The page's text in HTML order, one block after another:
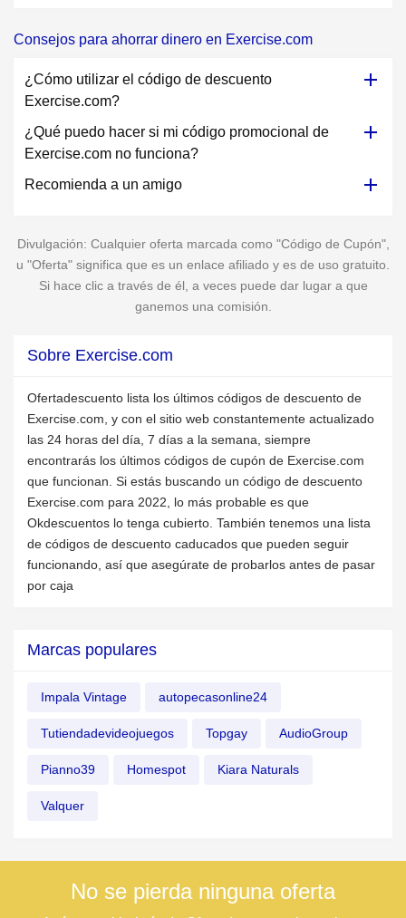
Consejos para ahorrar dinero en Exercise.com
¿Cómo utilizar el código de descuento
Exercise.com?
¿Qué puedo hacer si mi código promocional de
Exercise.com no funciona?
Recomienda a un amigo
Divulgación: Cualquier oferta marcada como "Código de Cupón",
u "Oferta" significa que es un enlace afiliado y es de uso gratuito.
Si hace clic a través de él, a veces puede dar lugar a que
ganemos una comisión.
Sobre Exercise.com
Ofertadescuento lista los últimos códigos de descuento de
Exercise.com, y con el sitio web constantemente actualizado
las 24 horas del día, 7 días a la semana, siempre
encontrarás los últimos códigos de cupón de Exercise.com
que funcionan. Si estás buscando un código de descuento
Exercise.com para 2022, lo más probable es que
Okdescuentos lo tenga cubierto. También tenemos una lista
de códigos de descuento caducados que pueden seguir
funcionando, así que asegúrate de probarlos antes de pasar
por caja
Marcas populares
Impala Vintage autopecasonline24
Tutiendadevideojuegos Topgay AudioGroup
Pianno39 Homespot Kiara Naturals
Valquer
No se pierda ninguna oferta